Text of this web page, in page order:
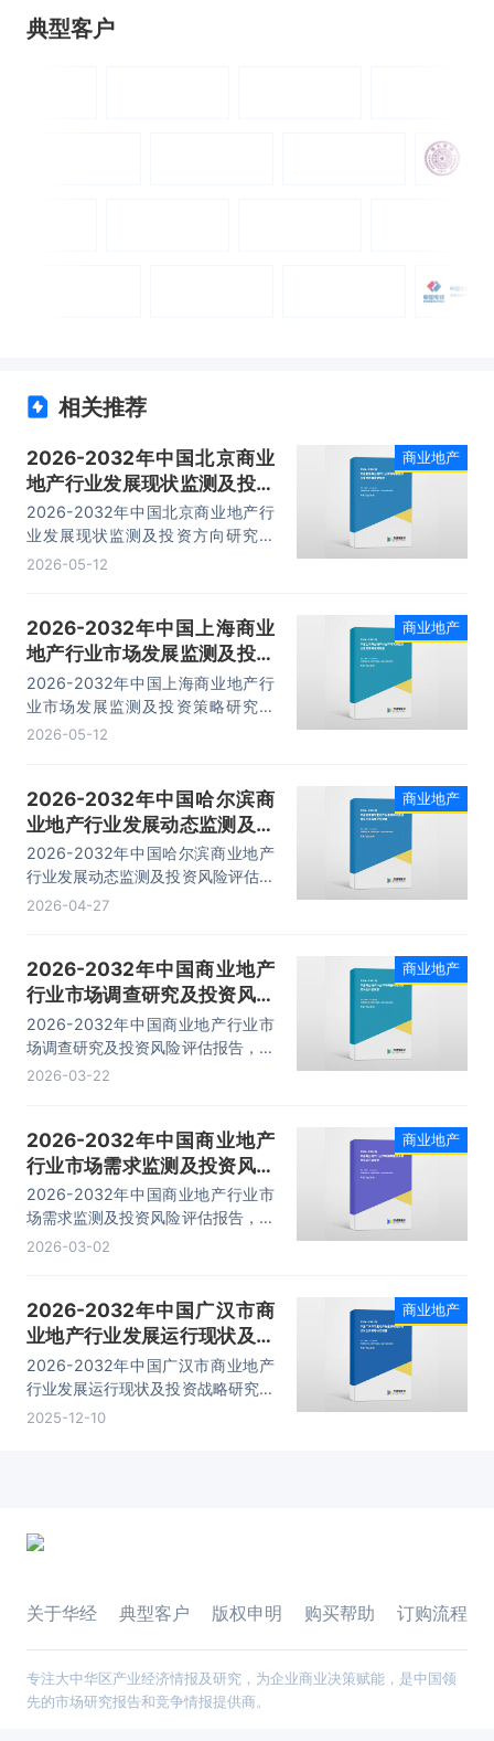
典型客户
相关推荐
2026-2032年中国北京商业
地产行业发展现状监测及投资
方向研究报告
2026-2032年中国北京商业地产行
业发展现状监测及投资方向研究报
告，主要包括投资分析、面临的问题
2026-05-12
商业地产
2026-2032年中国上海商业
地产行业市场发展监测及投资
策略研究报告
2026-2032年中国上海商业地产行
业市场发展监测及投资策略研究报
告，主要包括企业关键性数据分析、
2026-05-12
商业地产
2026-2032年中国哈尔滨商
业地产行业发展动态监测及投
资风险评估报告
2026-2032年中国哈尔滨商业地产
行业发展动态监测及投资风险评估报
告，主要包括行业市场竞争格局分
容。
2026-04-27
商业地产
2026-2032年中国商业地产
行业市场调查研究及投资风险
评估报告
2026-2032年中国商业地产行业市
场调查研究及投资风险评估报告，主
要包括市场竞争分析、投资分析、融
2026-03-22
商业地产
2026-2032年中国商业地产
行业市场需求监测及投资风险
评估报告
2026-2032年中国商业地产行业市
场需求监测及投资风险评估报告，主
要包括不同业态的运营状况及市场、
内容。
2026-03-02
商业地产
2026-2032年中国广汉市商
业地产行业发展运行现状及投
资战略研究报告
2026-2032年中国广汉市商业地产
行业发展运行现状及投资战略研究报
告，主要包括行业发展及投资前景分
2025-12-10
商业地产
关于华经 典型客户 版权申明 购买帮助 订购流程
专注大中华区产业经济情报及研究，为企业商业决策赋能，是中国领
先的市场研究报告和竞争情报提供商。